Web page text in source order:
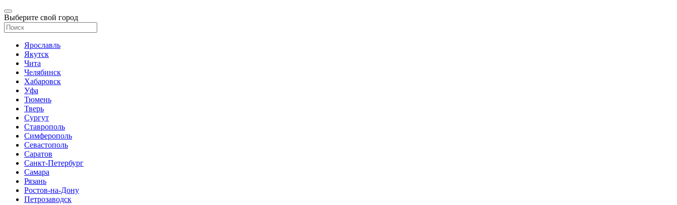
Выберите свой город
Ярославль
Якутск
Чита
Челябинск
Хабаровск
Уфа
Тюмень
Тверь
Сургут
Ставрополь
Симферополь
Севастополь
Саратов
Санкт-Петербург
Самара
Рязань
Ростов-на-Дону
Петрозаводск